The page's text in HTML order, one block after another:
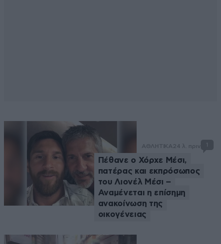
ΑΘΛΗΤΙΚΑ 24 λ. πριν 1
Πέθανε ο Χόρχε Μέσι,
πατέρας και εκπρόσωπος
του Λιονέλ Μέσι –
Αναμένεται η επίσημη
ανακοίνωση της
οικογένειας